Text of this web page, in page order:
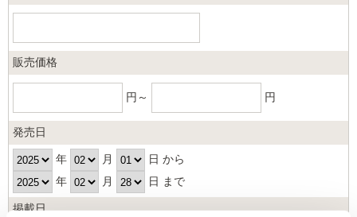
販売価格
円～ 円
発売日
年 月
日 から
年
月 日 まで
掲載日